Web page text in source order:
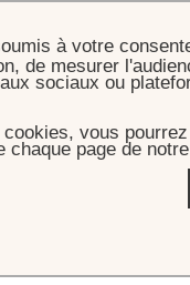
à votre
de mesurer
sociaux ou
vous
chaque page de